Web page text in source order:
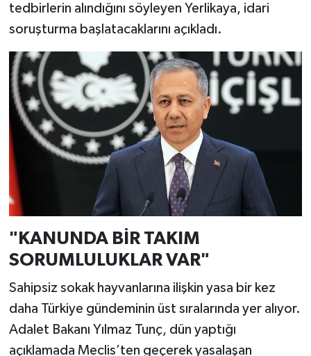
tedbirlerin alındığını söyleyen Yerlikaya, idari
soruşturma başlatacaklarını açıkladı.
"KANUNDA BİR TAKIM
SORUMLULUKLAR VAR"
Sahipsiz sokak hayvanlarına ilişkin yasa bir kez
daha Türkiye gündeminin üst sıralarında yer alıyor.
Adalet Bakanı Yılmaz Tunç, dün yaptığı
açıklamada Meclis’ten geçerek yasalaşan